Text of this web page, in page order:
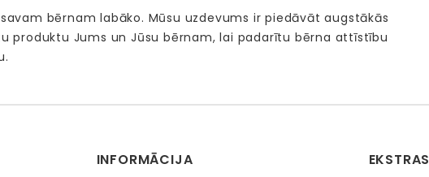
bērnam labāko. Mūsu uzdevums ir piedāvāt augstākās
produktu Jums un Jūsu bērnam, lai padarītu bērna attīstību
INFORMĀCIJA EKSTRAS